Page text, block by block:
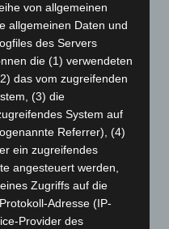
von allgemeinen
allgemeinen Daten und
des Servers
die (1) verwendeten
das vom zugreifenden
(3) die
System auf
Referrer), (4)
ein zugreifendes
angesteuert werden,
Zugriffs auf die
Adresse (IP-
Provider des